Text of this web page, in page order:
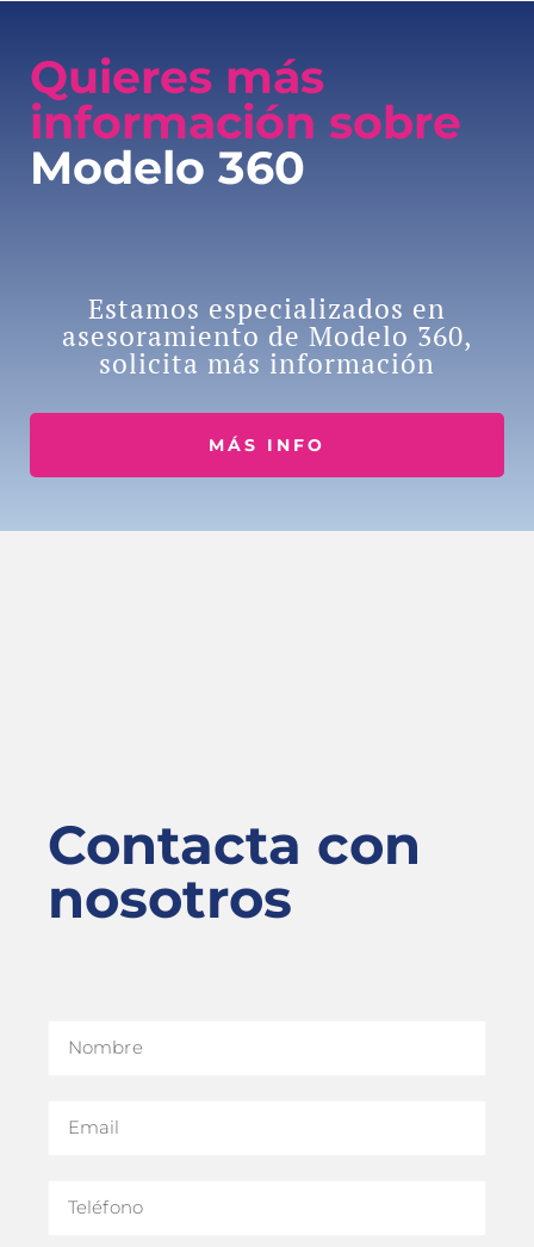
Quieres más
información sobre
Modelo 360
Estamos especializados en
asesoramiento de Modelo 360,
solicita más información
MÁS INFO
Contacta con
nosotros